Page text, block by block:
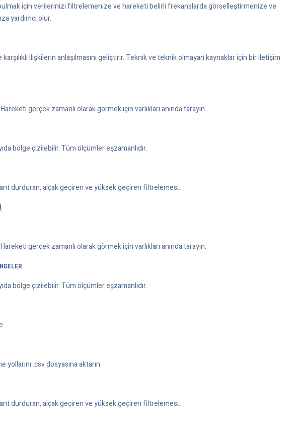
için verilerinizi filtrelemenize ve hareketi belirli frekanslarda görselleştirmenize ve
yardımcı olur.
ilişkilerin anlaşılmasını geliştirir. Teknik ve teknik olmayan kaynaklar için bir iletişim
gerçek zamanlı olarak görmek için varlıkları anında tarayın.
bölge çizilebilir. Tüm ölçümler eşzamanlıdır.
durduran, alçak geçiren ve yüksek geçiren filtrelemesi.
gerçek zamanlı olarak görmek için varlıkları anında tarayın.
bölge çizilebilir. Tüm ölçümler eşzamanlıdır.
.csv dosyasına aktarın.
durduran, alçak geçiren ve yüksek geçiren filtrelemesi.